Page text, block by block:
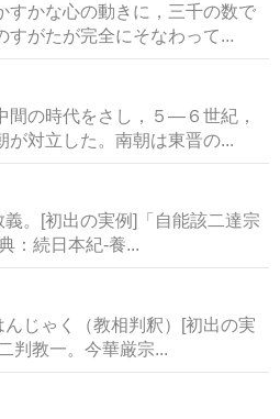
すかな心の動きに，三千の数で
すがたが完全にそなわって...
間の時代をさし，５―６世紀，
が対立した。南朝は東晋の...
。[初出の実例]「自能該二達宗
：続日本紀‐養...
じゃく（教相判釈）[初出の実
判教一。今華厳宗...